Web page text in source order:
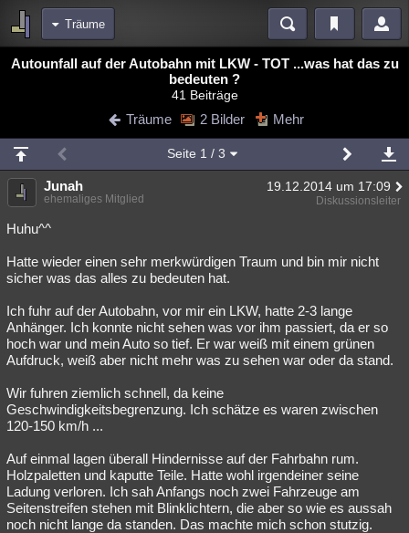
Träume
Bereiche
Blogs
Neuigkeiten
meine Rubriken
Menschen Wissenschaft Politik Mystery Kriminalfälle
Spiritualität
weitere Rubriken
Astronomie Helpdesk Gruppen Gaming Filme
Übersichten
Besucht Teilgenommen
Lesenswert Schlüsselwörter
Autounfall auf der Autobahn mit LKW - TOT ...was hat das zu
bedeuten ?
41 Beiträge
Träume 2 Bilder Mehr
Seite 1 / 3
Junah 19.12.2014 um 17:09
ehemaliges Mitglied Diskussionsleiter
Huhu^^
Hatte wieder einen sehr merkwürdigen Traum und bin mir nicht
sicher was das alles zu bedeuten hat.
Ich fuhr auf der Autobahn, vor mir ein LKW, hatte 2-3 lange
Anhänger. Ich konnte nicht sehen was vor ihm passiert, da er so
hoch war und mein Auto so tief. Er war weiß mit einem grünen
Aufdruck, weiß aber nicht mehr was zu sehen war oder da stand.
Wir fuhren ziemlich schnell, da keine
Geschwindigkeitsbegrenzung. Ich schätze es waren zwischen
120-150 km/h ...
Auf einmal lagen überall Hindernisse auf der Fahrbahn rum.
Holzpaletten und kaputte Teile. Hatte wohl irgendeiner seine
Ladung verloren. Ich sah Anfangs noch zwei Fahrzeuge am
Seitenstreifen stehen mit Blinklichtern, die aber so wie es aussah
noch nicht lange da standen. Das machte mich schon stutzig.